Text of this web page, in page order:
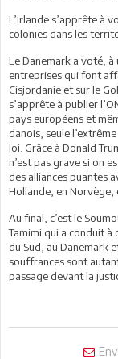
L’Irlande s’apprête à
colonies dans les
Le Danemark a voté,
entreprises qui font
Cisjordanie et sur le
s’apprête à publier
pays européens et
danois, seule
loi. Grâce à Donald
n’est pas grave si on
des alliances puantes
Hollande, en Norvège,
Au final, c’est le
Tamimi qui a conduit
du Sud, au Danemark
souffrances sont
passage devant la